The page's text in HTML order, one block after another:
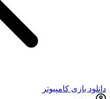
دانلود بازی کامپیوتر